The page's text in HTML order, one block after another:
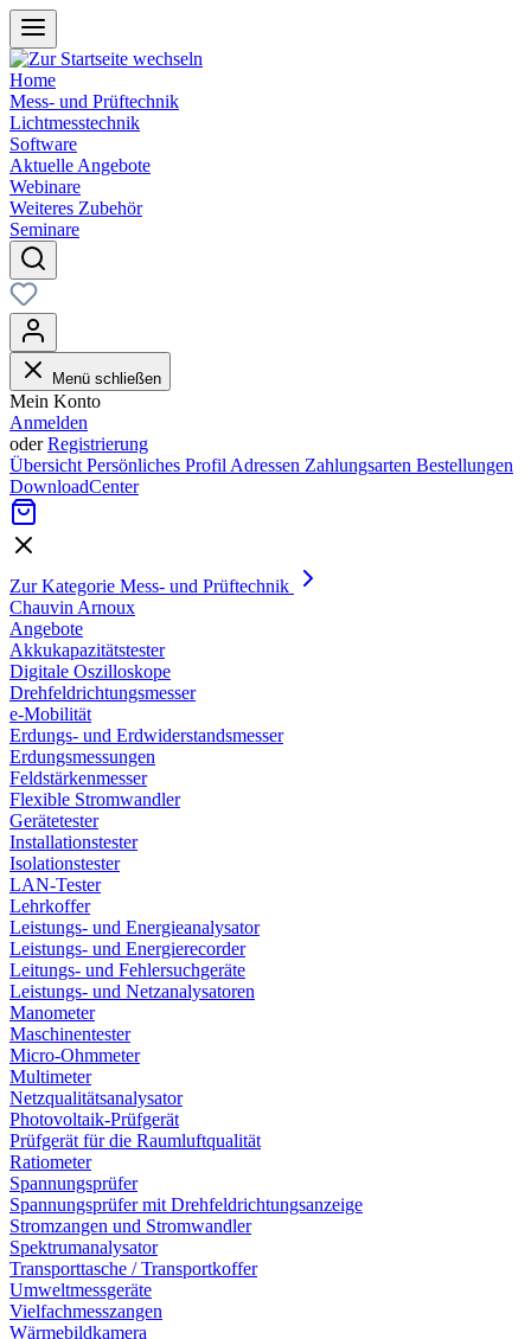
Home
Mess- und Prüftechnik
Lichtmesstechnik
Software
Aktuelle Angebote
Webinare
Weiteres Zubehör
Seminare
Menü schließen
Mein Konto
Anmelden
oderRegistrierung
Übersicht Persönliches Profil Adressen Zahlungsarten Bestellungen
DownloadCenter
Zur Kategorie Mess- und Prüftechnik
Chauvin Arnoux
Angebote
Akkukapazitätstester
Digitale Oszilloskope
Drehfeldrichtungsmesser
e-Mobilität
Erdungs- und Erdwiderstandsmesser
Erdungsmessungen
Feldstärkenmesser
Flexible Stromwandler
Gerätetester
Installationstester
Isolationstester
LAN-Tester
Lehrkoffer
Leistungs- und Energieanalysator
Leistungs- und Energierecorder
Leitungs- und Fehlersuchgeräte
Leistungs- und Netzanalysatoren
Manometer
Maschinentester
Micro-Ohmmeter
Multimeter
Netzqualitätsanalysator
Photovoltaik-Prüfgerät
Prüfgerät für die Raumluftqualität
Ratiometer
Spannungsprüfer
Spannungsprüfer mit Drehfeldrichtungsanzeige
Stromzangen und Stromwandler
Spektrumanalysator
Transporttasche / Transportkoffer
Umweltmessgeräte
Vielfachmesszangen
Wärmebildkamera